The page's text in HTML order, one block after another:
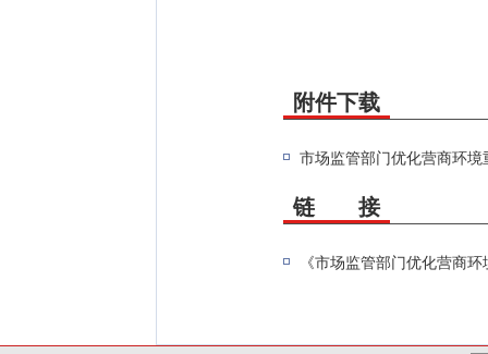
附件下载
市场监管部门优化营商环
链 接
《市场监管部门优化营商